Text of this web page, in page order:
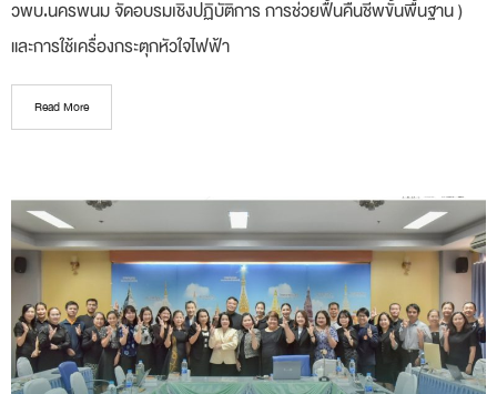
วพบ.นครพนม จัดอบรมเชิงปฏิบัติการ การช่วยฟื้นคืนชีพขั้นพื้นฐาน )
และการใช้เครื่องกระตุกหัวใจไฟฟ้า
Read More